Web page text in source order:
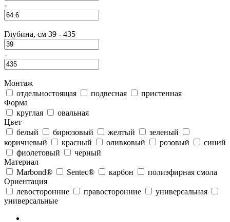
-
Глубина, см 39 - 435
-
Монтаж
отдельностоящая
подвесная
пристенная
Форма
круглая
овальная
Цвет
белый
бирюзовый желтый
зеленый
коричневый
красный оливковый розовый
синий
фиолетовый
черный
Материал
Marbond®
Sentec® карбон
полиэфирная смола
Ориентация
левосторонние
правосторонние
универсальная
универсальные